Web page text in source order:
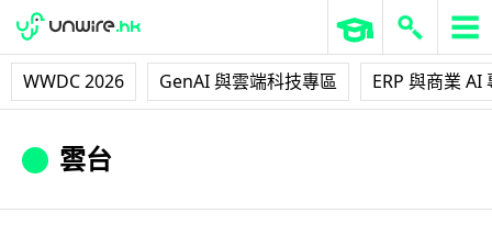
WWDC 2026 GenAI 與雲端科技專區 ERP 與商業 AI
雲台